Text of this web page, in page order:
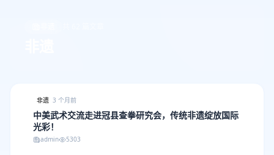
非遗 3 个月前
中美武术交流走进冠县查拳研究会，传统非遗绽放国际
光彩！
admin 5303